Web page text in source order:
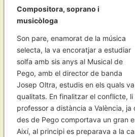
Compositora, soprano i
musicòloga
Son pare, enamorat de la música
selecta, la va encoratjar a estudiar
solfa amb sis anys al Musical de
Pego, amb el director de banda
Josep Oltra, estudis en els quals
qualitats. En finalitzar el conflicte,
professor a distància a València,
des de Pego comportava un gran
Així, al principi es preparava a la